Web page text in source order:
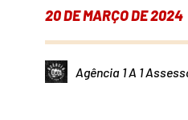
20 DE MARÇO DE 2024
Agência 1 A 1